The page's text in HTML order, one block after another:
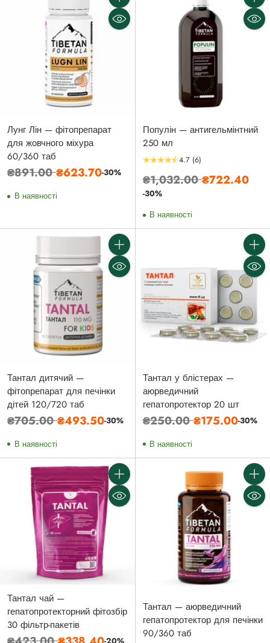
Кількість
Лунг Лін — фітопрепарат
для жовчного міхура
60/360 таб
Звичайна
₴891.00₴623.70-30%
В наявності
Популін — антигельмінтний
250 мл
4.7 (6)
Звичайна
ціна
₴1,032.00₴722.40
-30%
В наявності
Кількість
Тантал дитячий —
фітопрепарат для печінки
дітей 120/720 таб
Звичайна
₴705.00₴493.50-30%
В наявності
Тантал у блістерах —
аюрведичний
гепатопротектор 20 шт
Звичайна
₴250.00₴175.00-30%
В наявності
Кількість
Тантал чай —
гепатопротекторний фітозбір
30 фільтр-пакетів
-20%
Тантал — аюрведичний
гепатопротектор для печінки
90/360 таб